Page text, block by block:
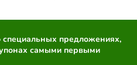
специальных предложениях,
самыми первыми